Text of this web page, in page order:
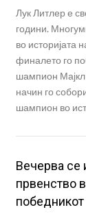
Лук Литлер е
години.
во историјата
финалето го
шампион Мајкл
начин го
шампион во
Вечерва се
првенство
победникот